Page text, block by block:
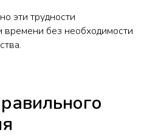
эти трудности
времени без необходимости